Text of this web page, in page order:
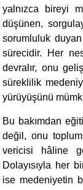
yalnızca bireyi
düşünen,
sorumluluk
sürecidir. Her
devralır, onu
süreklilik
yürüyüşünü
Bu bakımdan
değil, onu
vericisi hâline
Dolayısıyla her
ise medeniyetin